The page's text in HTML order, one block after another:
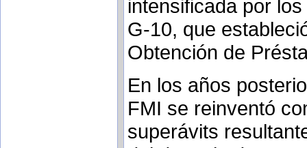
intensificada por
G-10, que
Obtención de
En los años
FMI se reinventó
superávits